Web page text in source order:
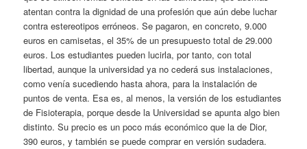
atentan contra la dignidad de una profesión que aún debe luchar
contra estereotipos erróneos. Se pagaron, en concreto, 9.000
euros en camisetas, el 35% de un presupuesto total de 29.000
euros. Los estudiantes pueden lucirla, por tanto, con total
libertad, aunque la universidad ya no cederá sus instalaciones,
como venía sucediendo hasta ahora, para la instalación de
puntos de venta. Esa es, al menos, la versión de los estudiantes
de Fisioterapia, porque desde la Universidad se apunta algo bien
distinto. Su precio es un poco más económico que la de Dior,
390 euros, y también se puede comprar en versión sudadera.